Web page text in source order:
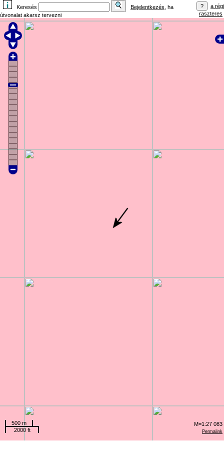
Keresés Bejelentkezés , ha
útvonalat akarsz tervezni
a régi
raszteres
Permalink
500 m
2000 ft
M=1:27 083